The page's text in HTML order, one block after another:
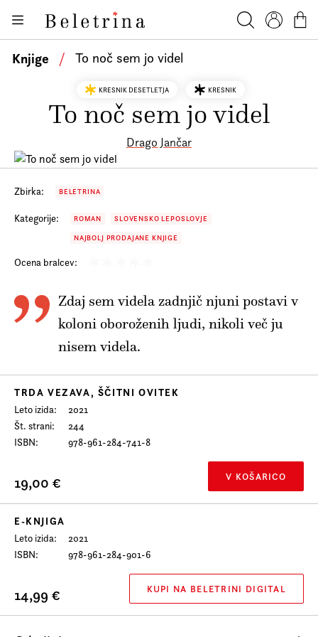
Beletrina
Knjige
Avtorji
Dogodki
Podkasti
Akcije
Kontakt
Prijava na e-novice
Foreign Rights
Knjige / To noč sem jo videl
KRESNIK DESETLETJA KRESNIK
To noč sem jo videl
Drago Jančar
Zbirka: BELETRINA
Kategorije: ROMAN SLOVENSKO LEPOSLOVJE
NAJBOLJ PRODAJANE KNJIGE
Ocena bralcev:
Zdaj sem videla zadnjič njuni postavi v
koloni oboroženih ljudi, nikoli več ju
nisem videla.
TRDA VEZAVA, ŠČITNI OVITEK
Leto izida
2021
Št. strani
244
ISBN
978-961-284-741-8
19,00 € V KOŠARICO
E-KNJIGA
Leto izida
2021
ISBN
978-961-284-901-6
14,99 € KUPI NA BELETRINI DIGITAL